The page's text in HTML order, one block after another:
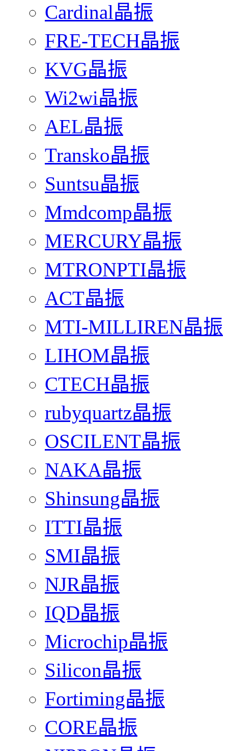
Cardinal晶振
FRE-TECH晶振
KVG晶振
Wi2wi晶振
AEL晶振
Transko晶振
Suntsu晶振
Mmdcomp晶振
MERCURY晶振
MTRONPTI晶振
ACT晶振
MTI-MILLIREN晶振
LIHOM晶振
CTECH晶振
rubyquartz晶振
OSCILENT晶振
NAKA晶振
Shinsung晶振
ITTI晶振
SMI晶振
NJR晶振
IQD晶振
Microchip晶振
Silicon晶振
Fortiming晶振
CORE晶振